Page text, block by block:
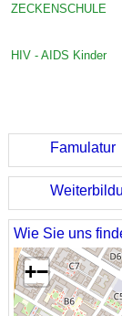
ZECKENSCHULE
HIV - AIDS Kinder
Famulatur
Wie Sie uns
+−